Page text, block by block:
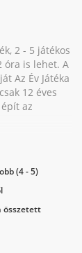
2 - 5 játékos
óra is lehet. A
Az Év Játéka
12 éves
az
(4 - 5)
összetett